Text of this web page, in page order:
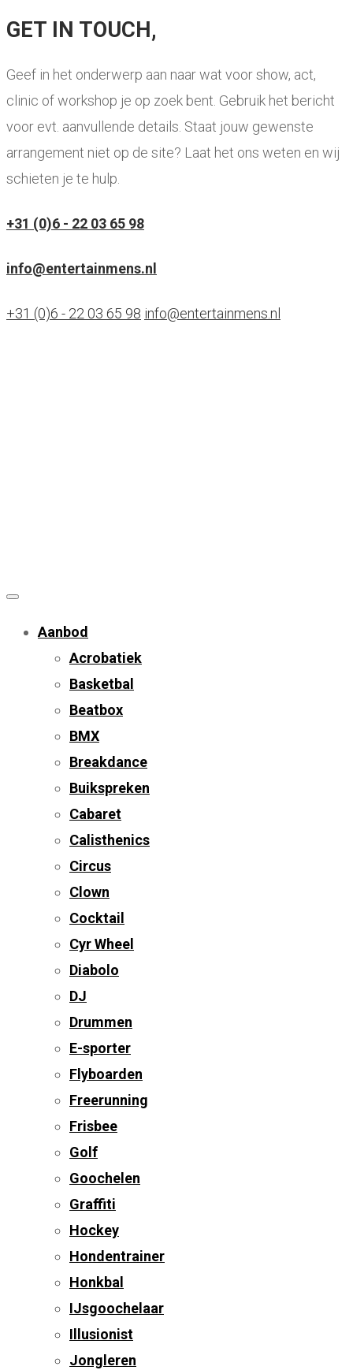
GET IN TOUCH,
Geef in het onderwerp aan naar wat voor show, act,
clinic of workshop je op zoek bent. Gebruik het bericht
voor evt. aanvullende details. Staat jouw gewenste
arrangement niet op de site? Laat het ons weten en wij
schieten je te hulp.
+31 (0)6 - 22 03 65 98
info@entertainmens.nl
+31 (0)6 - 22 03 65 98 info@entertainmens.nl
Aanbod
Acrobatiek
Basketbal
Beatbox
BMX
Breakdance
Buikspreken
Cabaret
Calisthenics
Circus
Clown
Cocktail
Cyr Wheel
Diabolo
DJ
Drummen
E-sporter
Flyboarden
Freerunning
Frisbee
Golf
Goochelen
Graffiti
Hockey
Hondentrainer
Honkbal
IJsgoochelaar
Illusionist
Jongleren